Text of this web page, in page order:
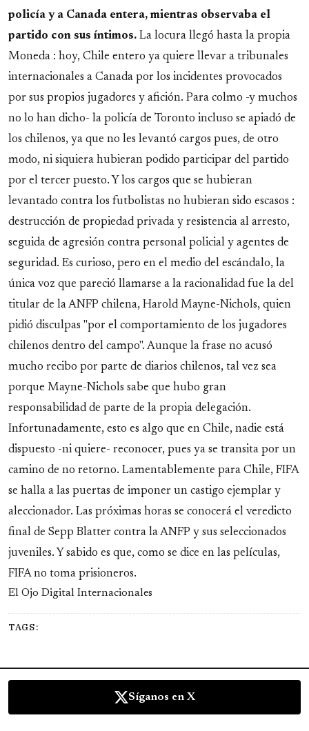
policía y a Canada entera, mientras observaba el
partido con sus íntimos. La locura llegó hasta la propia
Moneda : hoy, Chile entero ya quiere llevar a tribunales
internacionales a Canada por los incidentes provocados
por sus propios jugadores y afición. Para colmo -y muchos
no lo han dicho- la policía de Toronto incluso se apiadó de
los chilenos, ya que no les levantó cargos pues, de otro
modo, ni siquiera hubieran podido participar del partido
por el tercer puesto. Y los cargos que se hubieran
levantado contra los futbolistas no hubieran sido escasos :
destrucción de propiedad privada y resistencia al arresto,
seguida de agresión contra personal policial y agentes de
seguridad. Es curioso, pero en el medio del escándalo, la
única voz que pareció llamarse a la racionalidad fue la del
titular de la ANFP chilena, Harold Mayne-Nichols, quien
pidió disculpas "por el comportamiento de los jugadores
chilenos dentro del campo". Aunque la frase no acusó
mucho recibo por parte de diarios chilenos, tal vez sea
porque Mayne-Nichols sabe que hubo gran
responsabilidad de parte de la propia delegación.
Infortunadamente, esto es algo que en Chile, nadie está
dispuesto -ni quiere- reconocer, pues ya se transita por un
camino de no retorno. Lamentablemente para Chile, FIFA
se halla a las puertas de imponer un castigo ejemplar y
aleccionador. Las próximas horas se conocerá el veredicto
final de Sepp Blatter contra la ANFP y sus seleccionados
juveniles. Y sabido es que, como se dice en las películas,
FIFA no toma prisioneros.
El Ojo Digital Internacionales
TAGS:
Síganos en X